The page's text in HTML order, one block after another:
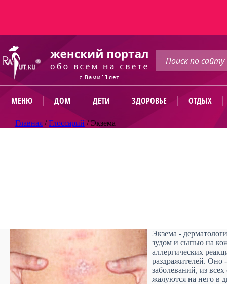
МЕНЮ ДОМ ДЕТИ ЗДОРОВЬЕ ОТДЫХ
Главная /Глоссарий /Экзема
Экзема -
зудом и сыпью на
аллергических
раздражителей. Оно
заболеваний, из
жалуются на него в